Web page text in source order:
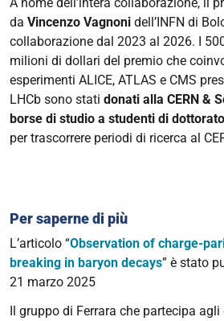
da Vincenzo Vagnoni dell’INFN di
collaborazione dal 2023 al 2026. I
milioni di dollari del premio che
esperimenti ALICE, ATLAS e CMS
LHCb sono stati donati alla CERN &
borse di studio a studenti di
per trascorrere periodi di ricerca al
Per saperne di più
L’articolo “Observation of charge-
breaking in baryon decays” è stato
21 marzo 2025
Il gruppo di Ferrara che partecipa agli